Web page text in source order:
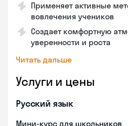
Применяет активные
вовлечения учеников
Создает комфортную
уверенности и роста
Читать дальше
Услуги и цены
Русский язык
Мини-курс для школьников